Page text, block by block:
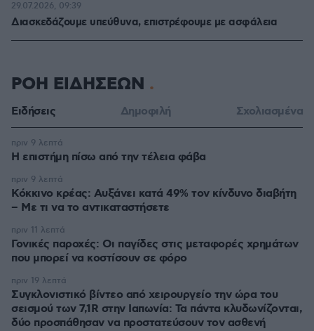
Διασκεδάζουμε υπεύθυνα, επιστρέφουμε με ασφάλεια
29.07.2026, 09:39
ΡΟΗ ΕΙΔΗΣΕΩΝ
Ειδήσεις Δημοφιλή Σχολιασμένα
Η επιστήμη πίσω από την τέλεια φάβα
πριν 9 λεπτά
Κόκκινο κρέας: Αυξάνει κατά 49% τον κίνδυνο διαβήτη
– Με τι να το αντικαταστήσετε
πριν 9 λεπτά
Γονικές παροχές: Οι παγίδες στις μεταφορές χρημάτων
που μπορεί να κοστίσουν σε φόρο
πριν 11 λεπτά
Συγκλονιστικό βίντεο από χειρουργείο την ώρα του
σεισμού των 7,1R στην Ιαπωνία: Τα πάντα κλυδωνίζονται,
δύο προσπάθησαν να προστατεύσουν τον ασθενή
πριν 19 λεπτά